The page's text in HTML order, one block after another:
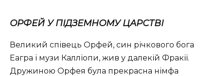
ОРФЕЙ У ПІДЗЕМНОМУ ЦАРСТВІ
Великий співець Орфей, син річкового бога
Еагра і музи Калліопи, жив у далекій Фракії.
Дружиною Орфея була прекрасна німфа